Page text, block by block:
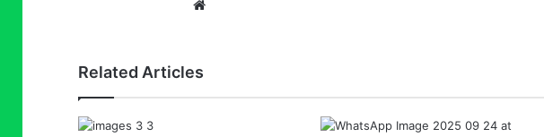
Website
Related Articles